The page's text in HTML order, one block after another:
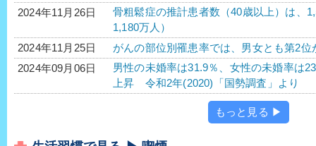
2024年11月26日
骨粗鬆症の推計患者数（40歳以上）は、
1,180万人）
2024年11月25日
がんの部位別罹患率では、男女とも第2
2024年09月06日
男性の未婚率は31.9％、女性の未婚率は
上昇 令和2年(2020)「国勢調査」より
もっと見る ▶